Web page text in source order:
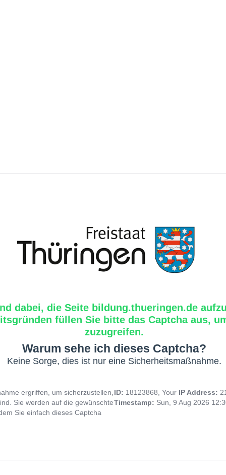
dabei, die Seite bildung.thueringen.de
füllen Sie bitte das Captcha aus,
zuzugreifen.
Warum sehe ich dieses Captcha?
Keine Sorge, dies ist nur eine Sicherheitsmaßnahme.
ergriffen, um sicherzustellen,
Sie werden auf die gewünschte
Sie einfach dieses Captcha
ID: 18123868, Your IP Address:
Timestamp: Sun, 9 Aug 2026